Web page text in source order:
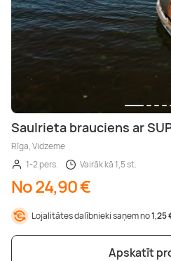
Saulrieta brauciens ar
Rīga, Vidzeme
1-2 pers.
Vairāk kā 1,5 st.
No 24,90 €
Lojalitātes dalībnieki saņem no1,25
Apskatīt